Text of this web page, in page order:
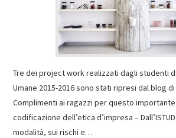
Tre dei project work realizzati dagli studenti
Umane 2015-2016 sono stati ripresi dal blog
Complimenti ai ragazzi per questo
codificazione dell’etica d’impresa –
modalità, sui rischi e…